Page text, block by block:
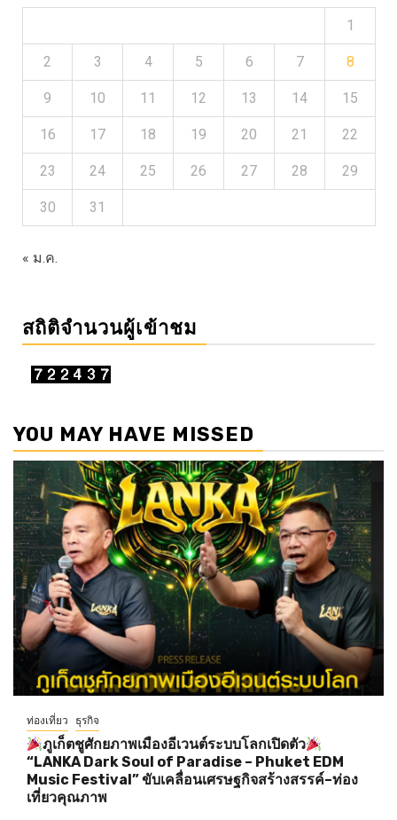
1
2 3 4 5 6 7 8
9 10 11 12 13 14 15
16 17 18 19 20 21 22
23 24 25 26 27 28 29
30 31
« ม.ค.
สถิติจำนวนผู้เข้าชม
YOU MAY HAVE MISSED
ท่องเที่ยว ธุรกิจ
ภูเก็ตชูศักยภาพเมืองอีเวนต์ระบบโลกเปิดตัว
“LANKA Dark Soul of Paradise – Phuket EDM
Music Festival” ขับเคลื่อนเศรษฐกิจสร้างสรรค์–ท่อง
เที่ยวคุณภาพ